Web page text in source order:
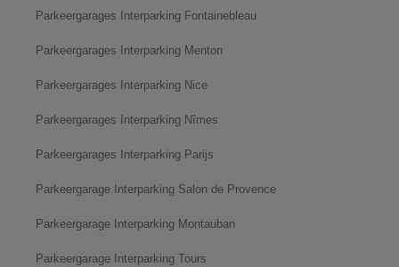
Parkeergarages Interparking Fontainebleau
Parkeergarages Interparking Menton
Parkeergarages Interparking Nice
Parkeergarages Interparking Nîmes
Parkeergarages Interparking Parijs
Parkeergarage Interparking Salon de Provence
Parkeergarage Interparking Montauban
Parkeergarage Interparking Tours